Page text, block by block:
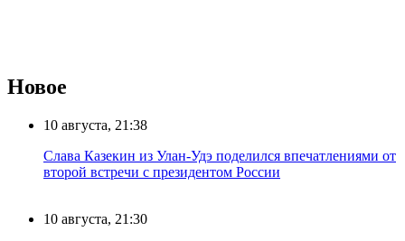
Новое
10 августа, 21:38
Слава Казекин из Улан-Удэ поделился впечатлениями от
второй встречи с президентом России
10 августа, 21:30